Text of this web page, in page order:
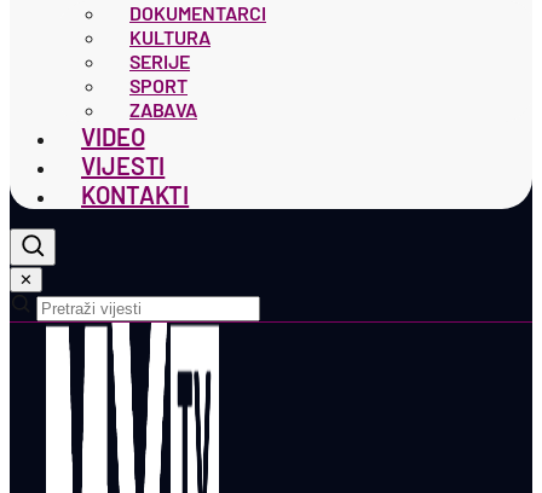
DOKUMENTARCI
KULTURA
SERIJE
SPORT
ZABAVA
VIDEO
VIJESTI
KONTAKTI
✕